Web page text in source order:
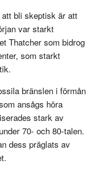
bli skeptisk är att
var starkt
Thatcher som bidrog
som starkt
bränslen i förmån
ansågs höra
stark av
70- och 80-talen.
dess präglats av